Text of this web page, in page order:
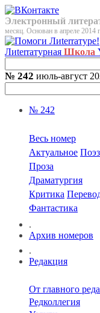
Электронный
месяц. Основан в апреле 2014
Лиterraтурная Школа
№ 242 июль-август
№ 242
Весь номер
Актуальное
Проза
Драматургия
Критика
Фантастика
.
Архив номеров
.
Редакция
От главного
Редколлегия